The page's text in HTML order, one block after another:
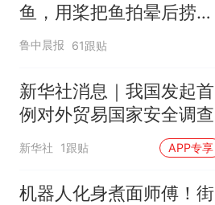
鱼，用桨把鱼拍晕后捞
起；当事人：鱼重7斤6
两，做成红烧辣子鱼块，
味道很好
鲁中晨报 61跟贴
新华社消息｜我国发起首
例对外贸易国家安全调查
新华社 1跟贴 APP专享
机器人化身煮面师傅！街